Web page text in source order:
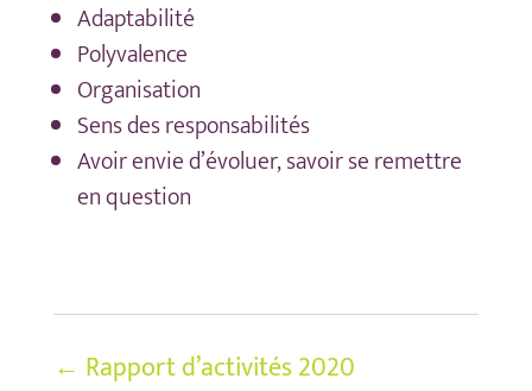
Adaptabilité
Polyvalence
Organisation
Sens des responsabilités
Avoir envie d’évoluer, savoir se remettre
en question
← Rapport d’activités 2020